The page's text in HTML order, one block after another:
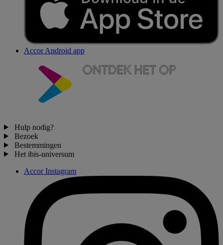
Accor Android app
Hulp nodig?
Bezoek
Bestemmingen
Het ibis-universum
Accor Instagram